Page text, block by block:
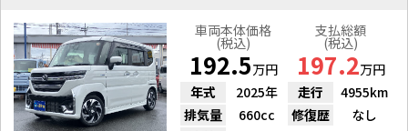
車両本体価格
(税込)
192.5万円
支払総額
(税込)
197.2万円
年式
2025年 走行
4955km
排気量
660cc 修復歴
なし